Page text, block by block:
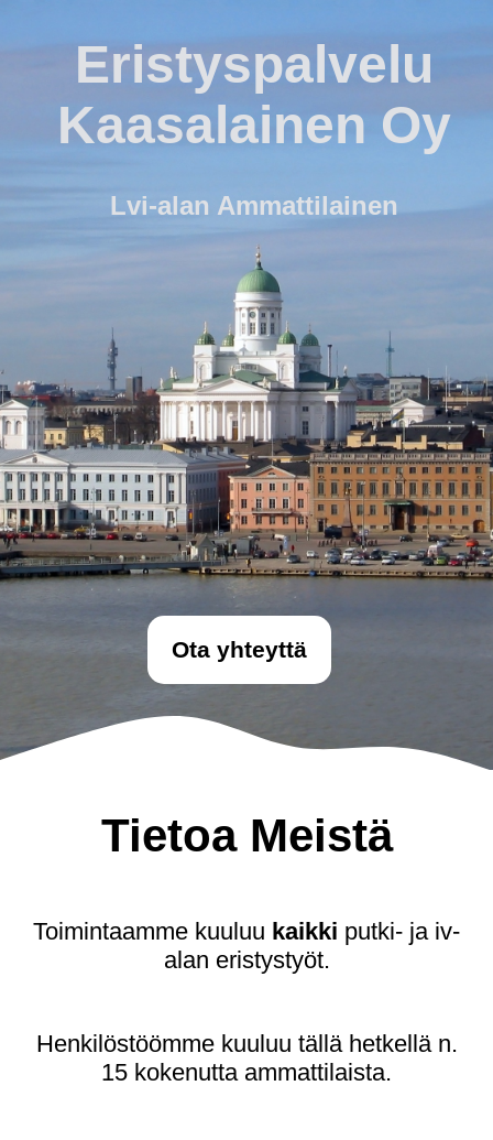
Eristyspalvelu
Kaasalainen Oy
Lvi-alan Ammattilainen
Ota yhteyttä
Tietoa Meistä
Toimintaamme kuuluu kaikki putki- ja iv-
alan eristystyöt.
Henkilöstöömme kuuluu tällä hetkellä n.
15 kokenutta ammattilaista.